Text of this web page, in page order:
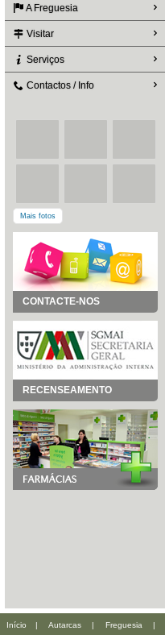
A Freguesia
Visitar
Serviços
Contactos / Info
Mais fotos
CONTACTE-NOS
RECENSEAMENTO
Início | Autarcas | Freguesia |